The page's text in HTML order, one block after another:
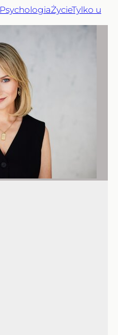
PsychologiaŻycieTylko u